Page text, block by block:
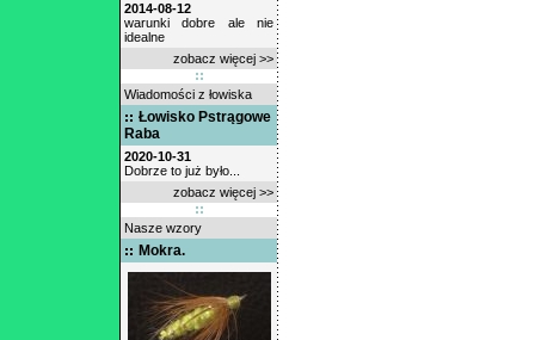
2014-08-12
warunki dobre ale nie
idealne
zobacz więcej >>
Wiadomości z łowiska
Łowisko Pstrągowe
Raba
2020-10-31
Dobrze to już było...
zobacz więcej >>
Nasze wzory
Mokra.